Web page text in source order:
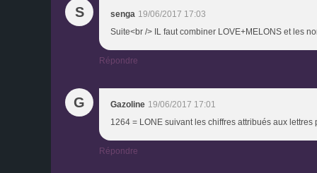
S senga 19/06/2017 17:03
Suite<br /> IL faut combiner LOVE+MELONS et les
Répondre
G Gazoline 19/06/2017 17:01
1264 = LONE suivant les chiffres attribués aux lettres
Répondre